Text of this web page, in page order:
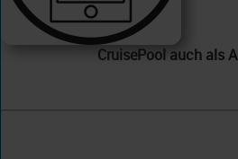
CruisePool auch als